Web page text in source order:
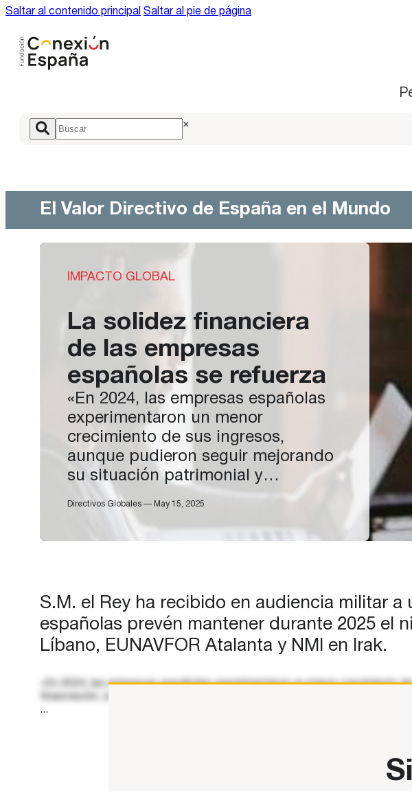
Saltar al contenido principal Saltar al pie de página
×
El Valor Directivo de España en el Mundo
IMPACTO GLOBAL
La solidez financiera
de las empresas
españolas se refuerza
«En 2024, las empresas españolas
experimentaron un menor
crecimiento de sus ingresos,
aunque pudieron seguir mejorando
su situación patrimonial y
financiera. Esto se vio reflejado en
su capacidad de financiación, en un
pesar de esta posición favorable,
del impulso del…
Directivos Globales — May 15, 2025
S.M. el Rey ha recibido en audiencia militar
españolas prevén mantener durante 2025 el
Líbano, EUNAVFOR Atalanta y NMI en Irak.
«En 2024, las empresas españolas experimentaron un menor
...